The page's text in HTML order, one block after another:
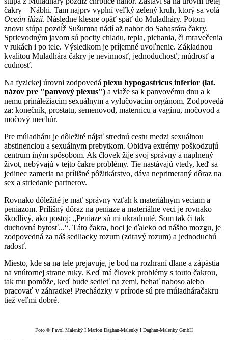
čakry – Nábhi. Tam najprv vyplní veľký zelený kruh, ktorý sa volá
Oceán ilúzií. Následne klesne opäť späť do Muladháry. Potom
znovu stúpa pozdĺž Sušumna nádí až nahor do Sahasrára čakry.
Sprievodným javom sú pocity chladu, tepla, pichania, či mravečenia
v rukách i po tele. Výsledkom je príjemné uvoľnenie. Základnou
kvalitou Muladhára čakry je nevinnosť, jednoduchosť, múdrosť a
cudnosť.
Na fyzickej úrovni zodpovedá plexu hypogastricus inferior (lat.
názov pre "panvový plexus") a viaže sa k panvovému dnu a k
nemu prináležiacim sexuálnym a vylučovacím orgánom. Zodpovedá
za: konečník, prostatu, semenovod, maternicu a vagínu, močovod a
močový mechúr.
Pre múladháru je dôležité nájsť strednú cestu medzi sexuálnou
abstinenciou a sexuálnym prebytkom. Obidva extrémy poškodzujú
centrum iným spôsobom. Ak človek žije svoj správny a naplnený
život, nebývajú v tejto čakre problémy. Tie nastávajú vtedy, keď sa
jedinec zameria na prílišné pôžitkárstvo, dáva neprimeraný dôraz na
sex a striedanie partnerov.
Rovnako dôležité je mať správny vzťah k materiálnym veciam a
peniazom. Prílišný dôraz na peniaze a materiálne veci je rovnako
škodlivý, ako postoj: „Peniaze sú mi ukradnuté. Som tak či tak
duchovná bytosť...“. Táto čakra, hoci je ďaleko od nášho mozgu, je
zodpovedná za náš sedliacky rozum (zdravý rozum) a jednoduchú
radosť.
Miesto, kde sa na tele prejavuje, je bod na rozhraní dlane a zápästia
na vnútornej strane ruky. Keď má človek problémy s touto čakrou,
tak mu pomôže, keď bude sedieť na zemi, behať naboso alebo
pracovať v záhradke! Prechádzky v prírode sú pre múladháračakru
tiež veľmi dobré.
Foto © Pavol Malenký I Marion Daghan-Malenky I Daghan-Malenky GmbH